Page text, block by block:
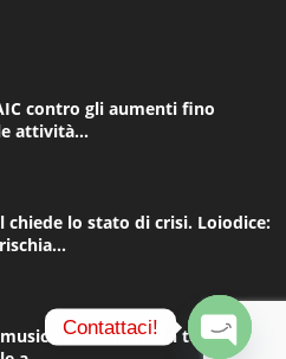
contro gli aumenti fino
attività...
chiede lo stato di crisi. Loiodice:
e una notte in tenda
Contattaci!